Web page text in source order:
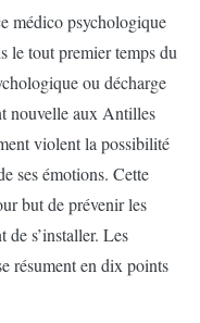
médico psychologique
le tout premier temps du
ou décharge
nouvelle aux Antilles
violent la possibilité
ses émotions. Cette
but de prévenir les
de s’installer. Les
résument en dix points